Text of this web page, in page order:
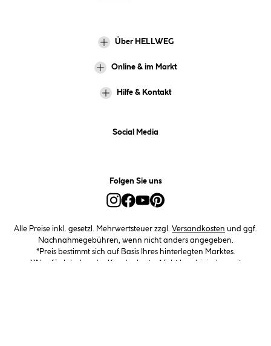
Über HELLWEG
Online & im Markt
Hilfe & Kontakt
Social Media
Folgen Sie uns
Alle Preise inkl. gesetzl. Mehrwertsteuer zzgl. Versandkosten und ggf.
Nachnahmegebühren, wenn nicht anders angegeben.
*Preis bestimmt sich auf Basis Ihres hinterlegten Marktes.